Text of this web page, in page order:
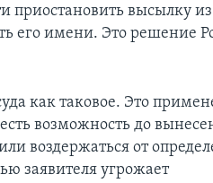
высылку из
его имени. Это решение
как таковое. Это
возможность до
воздержаться от
заявителя угрожает